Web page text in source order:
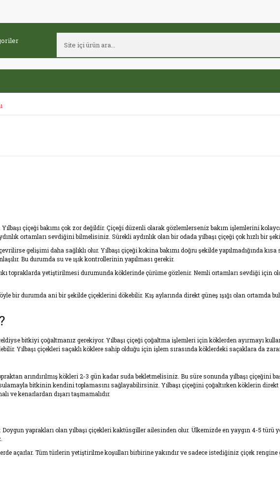
çiçeği bakımı çok zor değildir. Çiçeği düzenli olarak gözlemlerseniz bakım işlemlerini
ortamları sevdiğini bilmelisiniz. Sürekli aydınlık olan bir odada yılbaşı çiçeği çok hızlı bir
gelişimi daha sağlıklı olur. Yılbaşı çiçeği kokina bakımı doğru şekilde yapılmadığında
Bu durumda su ve ışık kontrollerinin yapılması gerekir.
topraklarda yetiştirilmesi durumunda köklerinde çürüme gözlenir. Nemli ortamları sevdiği için
bir durumda ani bir şekilde çiçeklerini dökebilir. Kış aylarında direkt güneş ışığı olan ortamda
bitkiyi çoğaltmanız gerekiyor. Yılbaşı çiçeği çoğaltma işlemleri için köklerden ayırmayı
Yılbaşı çiçekleri saçaklı köklere sahip olduğu için işlem sırasında köklerdeki saçaklara da
arındırılmış kökleri 2-3 gün kadar suda bekletmelisiniz. Bu süre sonunda yılbaşı çiçeğini
bitkinin kendini toplamasını sağlayabilirsiniz. Yılbaşı çiçeğini çoğaltırken köklerin
ve kenarlardan dışarı taşmamalıdır.
yaprakları olan yılbaşı çiçekleri kaktüsgiller ailesinden olur. Ülkemizde en yaygın 4-5 türü
açarlar. Tüm türlerin yetiştirilme koşulları birbirine yakındır ve sadece istediğiniz çiçek rengine